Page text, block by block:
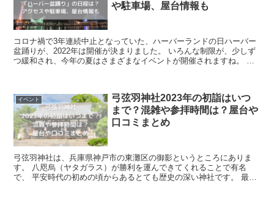
や駐車場、屋台情報も
コロナ禍で3年連続中止となっていた、ハーバーランドの日ハーバー
盆踊りが、2022年は開催が決まりました。 いろんな制限が、少しず
つ緩和され、今年の夏はさまざまなイベントが開催されますね。 ま
イベント
弓弦羽神社2023年の初詣はいつ
まで？混雑や参拝時間は？屋台や
口コミまとめ
弓弦羽神社は、兵庫県神戸市の東灘区の御影というところにありま
す。 八咫烏（ヤタガラス）が勝利を運んできてくれることで有名
で、 平安時代の初めの頃からあるとても歴史の深い神社です。 最近